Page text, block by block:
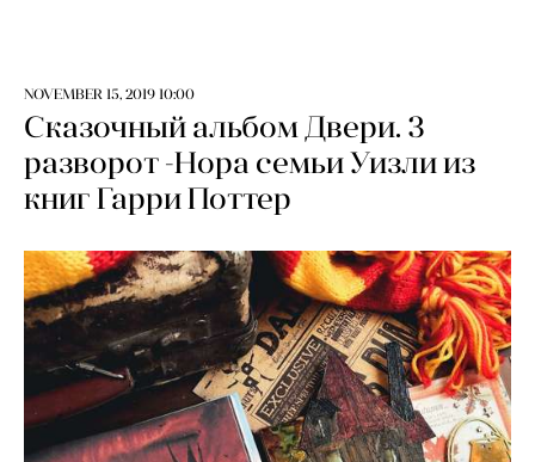
NOVEMBER 15, 2019 10:00
Сказочный альбом Двери. 3
разворот -Нора семьи Уизли из
книг Гарри Поттер